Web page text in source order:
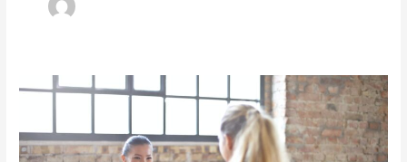
Zo
blije